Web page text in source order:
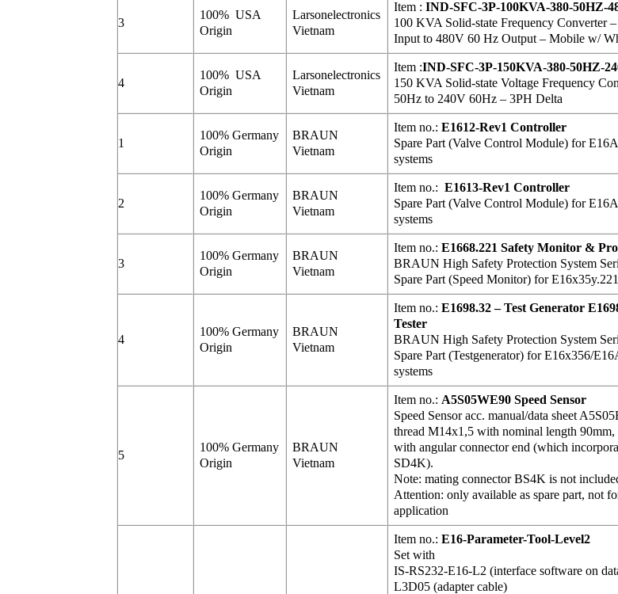
3
100% USA
Origin
Larsonelectronics
Vietnam
Item : IND-SFC-3P-100KVA-380-50HZ-
100 KVA Solid-state Frequency Converter
Input to 480V 60 Hz Output – Mobile w/
4
100% USA
Origin
Larsonelectronics
Vietnam
Item :IND-SFC-3P-150KVA-380-50HZ-
150 KVA Solid-state Voltage Frequency
50Hz to 240V 60Hz – 3PH Delta
1
100% Germany
Origin
BRAUN
Vietnam
Item no.:E1612-Rev1 Controller
Spare Part (Valve Control Module) for
systems
2
100% Germany
Origin
BRAUN
Vietnam
Item no.: E1613-Rev1 Controller
Spare Part (Valve Control Module) for
systems
3
100% Germany
Origin
BRAUN
Vietnam
Item no.:E1668.221 Safety Monitor &
BRAUN High Safety Protection System
Spare Part (Speed Monitor) for
4
100% Germany
Origin
BRAUN
Vietnam
Item no.:E1698.32 – Test Generator
Tester
BRAUN High Safety Protection System
Spare Part (Testgenerator) for E16x356/
systems
5
100% Germany
Origin
BRAUN
Vietnam
Item no.: A5S05WE90 Speed Sensor
Speed Sensor acc. manual/data sheet
thread M14x1,5 with nominal length 90mm,
with angular connector end (which
SD4K).
Note: mating connector BS4K is not
Attention: only available as spare part, not
application
Item no.:E16-Parameter-Tool-Level2
Set with
IS-RS232-E16-L2 (interface software on
L3D05 (adapter cable)